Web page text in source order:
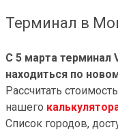
Терминал в
С 5 марта терминал
находиться по
Рассчитать
нашего
Список городов,